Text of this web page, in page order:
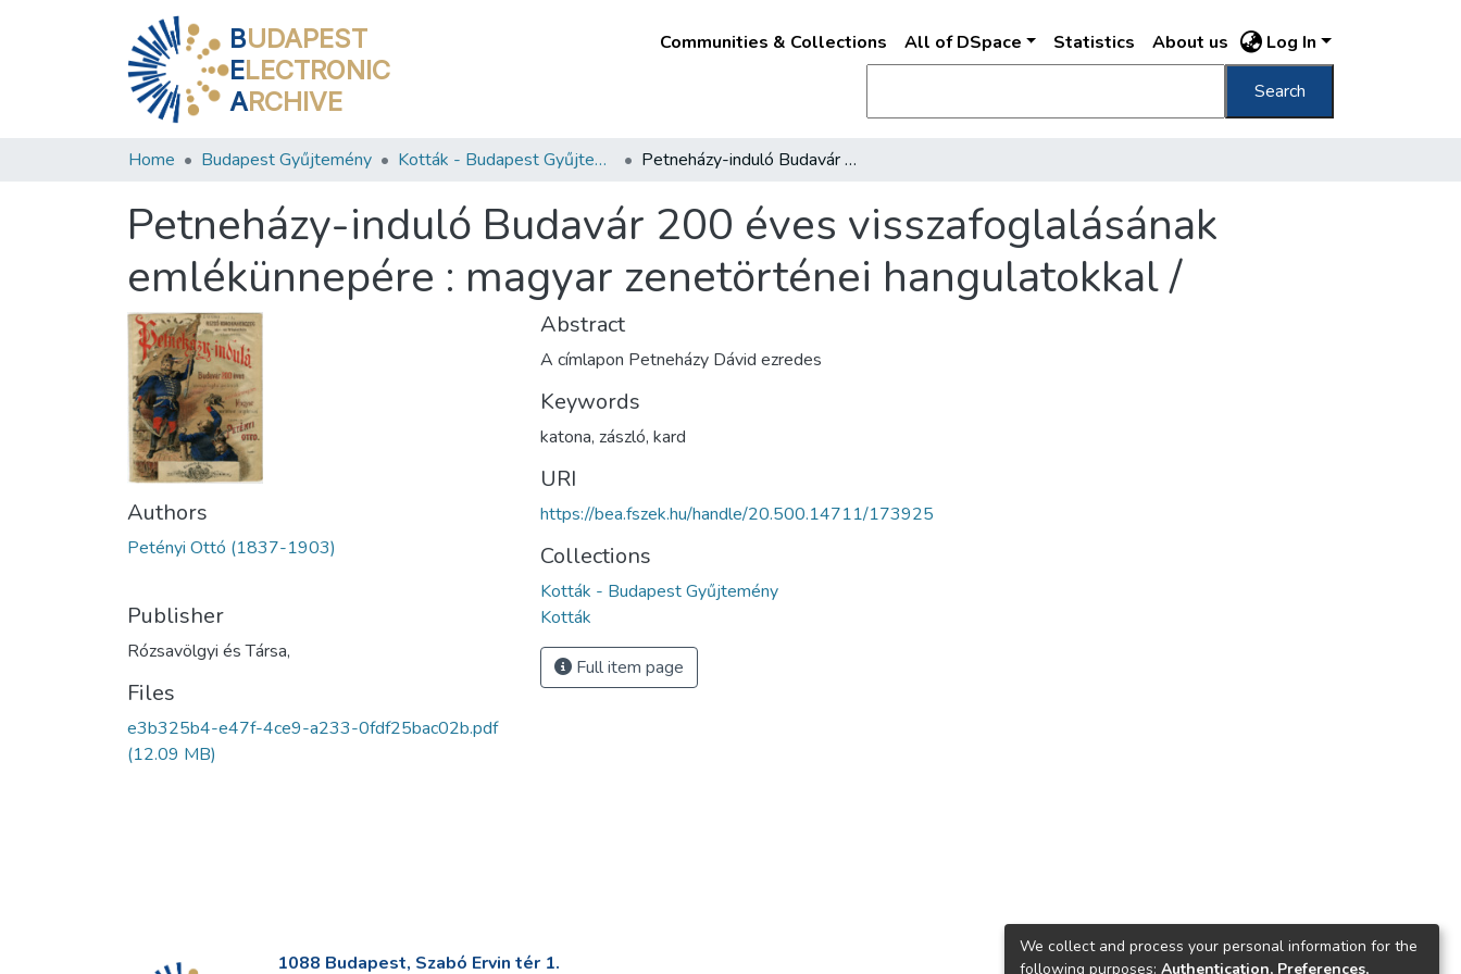
BUDAPEST
ELECTRONIC
ARCHIVE
Communities & Collections All of DSpace Statistics About us Log In
Search
Home Budapest Gyűjtemény Kották - Budapest Gyűjtemény Petneházy-induló Budavár 200 éves visszafoglalásának emlékünnepére : magyar zenetörténei hangulatokkal /
Petneházy-induló Budavár 200 éves visszafoglalásának
emlékünnepére : magyar zenetörténei hangulatokkal /
Authors
Petényi Ottó (1837-1903)
Publisher
Rózsavölgyi és Társa,
Files
e3b325b4-e47f-4ce9-a233-0fdf25bac02b.pdf
(12.09 MB)
Abstract
A címlapon Petneházy Dávid ezredes
Keywords
katona, zászló, kard
URI
https://bea.fszek.hu/handle/20.500.14711/173925
Collections
Kották - Budapest Gyűjtemény
Kották
Full item page
1088 Budapest, Szabó Ervin tér 1.
We collect and process your personal information for the
following purposes: Authentication, Preferences,